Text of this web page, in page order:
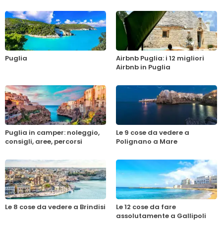
Puglia
Airbnb Puglia: i 12 migliori
Airbnb in Puglia
Puglia in camper: noleggio,
consigli, aree, percorsi
Le 9 cose da vedere a
Polignano a Mare
Le 8 cose da vedere a Brindisi
Le 12 cose da fare
assolutamente a Gallipoli